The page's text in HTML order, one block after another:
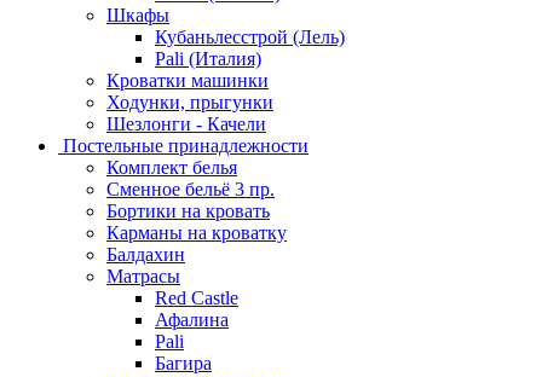
Шкафы
Кубаньлесстрой (Лель)
Pali (Италия)
Кроватки машинки
Ходунки, прыгунки
Шезлонги - Качели
Постельные принадлежности
Комплект белья
Сменное бельё 3 пр.
Бортики на кровать
Карманы на кроватку
Балдахин
Матрасы
Red Castle
Афалина
Pali
Багира